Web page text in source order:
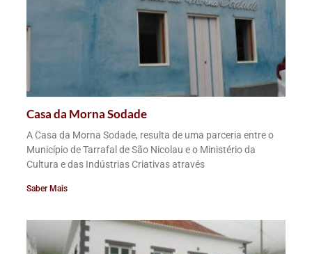
Casa da Morna Sodade
A Casa da Morna Sodade, resulta de uma parceria entre o
Município de Tarrafal de São Nicolau e o Ministério da
Cultura e das Indústrias Criativas através
Saber Mais